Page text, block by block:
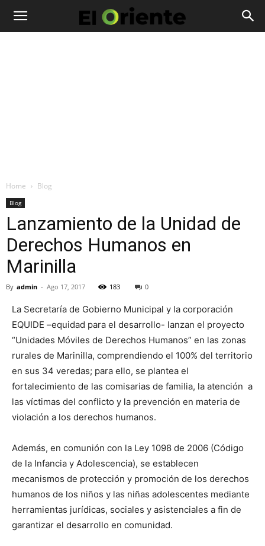
Home Blog
Blog
Lanzamiento de la Unidad de
Derechos Humanos en
Marinilla
By admin - Ago 17, 2017 183 0
La Secretaría de Gobierno Municipal y la corporación
EQUIDE –equidad para el desarrollo- lanzan el proyecto
“Unidades Móviles de Derechos Humanos” en las zonas
rurales de Marinilla, comprendiendo el 100% del territorio
en sus 34 veredas; para ello, se plantea el
fortalecimiento de las comisarias de familia, la atención a
las víctimas del conflicto y la prevención en materia de
violación a los derechos humanos.
Además, en comunión con la Ley 1098 de 2006 (Código
de la Infancia y Adolescencia), se establecen
mecanismos de protección y promoción de los derechos
humanos de los niños y las niñas adolescentes mediante
herramientas jurídicas, sociales y asistenciales a fin de
garantizar el desarrollo en comunidad.